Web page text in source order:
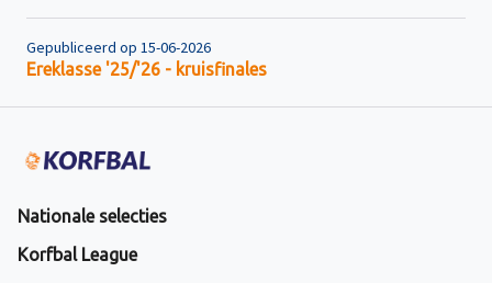
Gepubliceerd op 15-06-2026
Ereklasse '25/'26 - kruisfinales
Nationale selecties
Korfbal League